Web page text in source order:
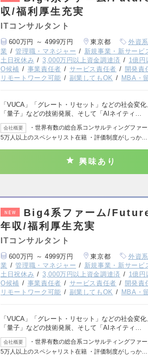
収/福利厚生充実
ITコンサルタント
600万円 ～ 4999万円 東京都 外資
業
管理職・マネジャー 新規事業・新サービ
土日祝休み
3,000万円以上資金調達済 1億円
O候補
事業責任者 サービス責任者 開発責
リモートワーク可能
副業してもOK MBA・
「VUCA」「グレート・リセット」などの社会変
「量子」などの技術発展、そして「AIネイティ…
会社概要
・世界有数の総合系コンサルティングファ
5万人以上のスペシャリスト在籍 ・評価制度がしっか…
興味あり
NEW
Big4系ファーム/
年収/福利厚生充実
ITコンサルタント
600万円 ～ 4999万円 東京都 外資
業
管理職・マネジャー 新規事業・新サービ
土日祝休み
3,000万円以上資金調達済 1億円
O候補
事業責任者 サービス責任者 開発責
リモートワーク可能
副業してもOK MBA・
「VUCA」「グレート・リセット」などの社会変
「量子」などの技術発展、そして「AIネイティ…
会社概要
・世界有数の総合系コンサルティングファ
5万人以上のスペシャリスト在籍 ・評価制度がしっか…